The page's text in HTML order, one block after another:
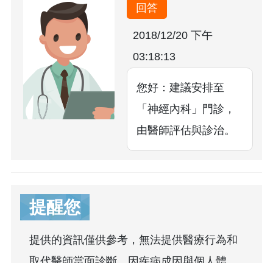
回答
2018/12/20 下午
03:18:13
您好：建議安排至
「神經內科」門診，
由醫師評估與診治。
提醒您
提供的資訊僅供參考，無法提供醫療行為和